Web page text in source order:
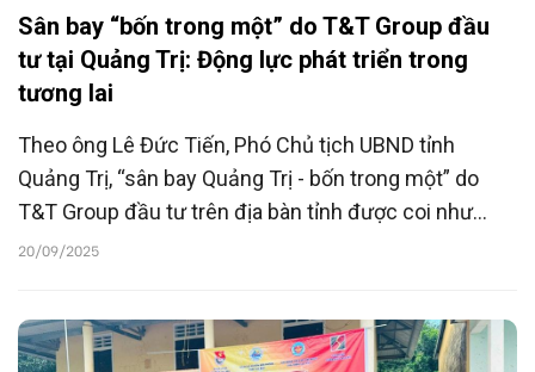
Sân bay “bốn trong một” do T&T Group đầu
tư tại Quảng Trị: Động lực phát triển trong
tương lai
Theo ông Lê Đức Tiến, Phó Chủ tịch UBND tỉnh
Quảng Trị, “sân bay Quảng Trị - bốn trong một” do
T&T Group đầu tư trên địa bàn tỉnh được coi như
chiến lược đột phá nhằm gắn kết đô thị - công
20/09/2025